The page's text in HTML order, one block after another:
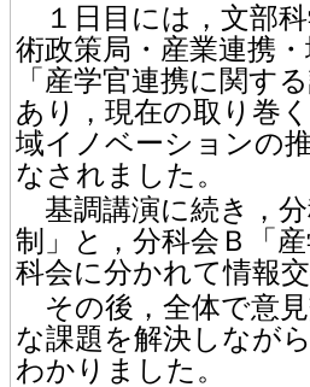
１日目には，文部科
術政策局・産業連携
「産学官連携に関す
あり，現在の取り巻
域イノベーションの
なされました。
基調講演に続き，
制」と，分科会Ｂ「
科会に分かれて情報
その後，全体で意
な課題を解決しなが
わかりました。